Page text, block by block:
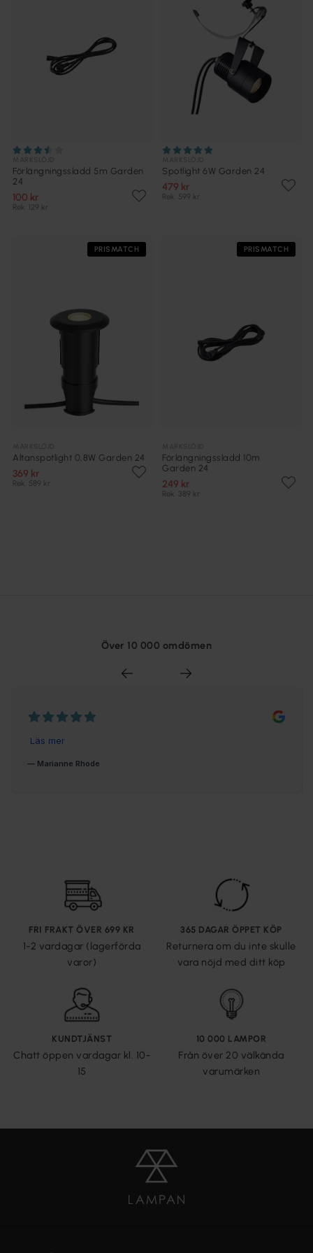
Förlängningssladd 5m Garden
24
100 kr
Rek. 129 kr
Spotlight 6W Garden 24
479 kr
Rek. 599 kr
PRISMATCH
Altanspotlight 0,8W Garden 24
369 kr
Rek. 589 kr
PRISMATCH
Förlängningssladd 10m
Garden 24
249 kr
Rek. 389 kr
Över 10 000 omdömen
FRI FRAKT ÖVER 699 KR
1-2 vardagar (lagerförda
varor)
365 DAGAR ÖPPET KÖP
Returnera om du inte skulle
vara nöjd med ditt köp
KUNDTJÄNST
Chatt öppen vardagar kl. 10-
15
10 000 LAMPOR
Från över 20 välkända
varumärken